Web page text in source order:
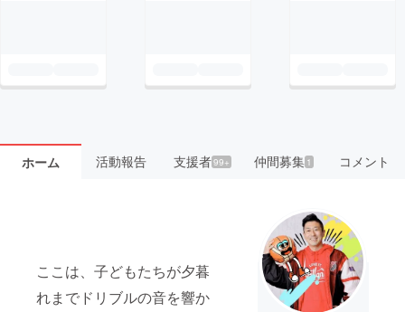
ホーム 活動報告 支援者99+ 仲間募集 1 コメント
ここは、子どもたちが夕暮
れまでドリブルの音を響か